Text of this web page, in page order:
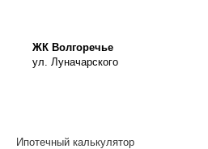
ЖК Волгоречье
ул. Луначарского
Ипотечный калькулятор